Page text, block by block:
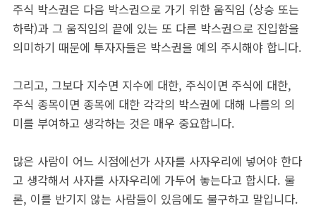
주식 박스권은 다음 박스권으로 가기 위한 움직임 (상승 또는
하락)과 그 움직임의 끝에 있는 또 다른 박스권으로 진입함을
의미하기 때문에 투자자들은 박스권을 예의 주시해야 합니다.
그리고, 그보다 지수면 지수에 대한, 주식이면 주식에 대한,
주식 종목이면 종목에 대한 각각의 박스권에 대해 나름의 의
미를 부여하고 생각하는 것은 매우 중요합니다.
많은 사람이 어느 시점에선가 사자를 사자우리에 넣어야 한다
고 생각해서 사자를 사자우리에 가두어 놓는다고 합시다. 물
론, 이를 반기지 않는 사람들이 있음에도 불구하고 말입니다.